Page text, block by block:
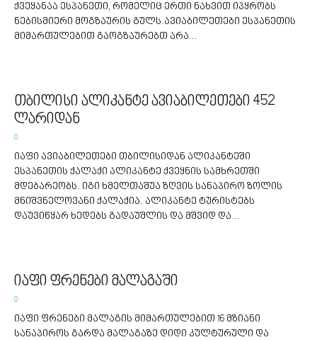
ქვეყანაა ესპანეთი, რომელიც ერთი ნახვით იპყრობს
ნებისმიერი მოგზაურის გულს.ავიაბილეთები ესპანეთის
მიმართულებით გაოგზაურებთ არა...
თბილისი ალიკანტე ავიაბილეთები 452
ლარიდან
0
იაფი ავიაბილეთები თბილისიდან ალიკანტეში
ესპანეთის ქალაქი ალიკანტე ქვეყნის სამხრეთში
მდებარეობს. იგი ხმელთაშუა ზღვის სანაპირო ზოლის
მნიშვნელოვანი ქალაქია. ალიკანტე ტურისტებს
დაუვიწყარ ხედებს გადაუშლის და მშვიდ და...
იაფი ფრენები მალაგაში
0
იაფი ფრენები მალაგის მიმართულებით 16 მზიანი
სანაპიროს გარდა მალაგაზე დიდი კულტურული და